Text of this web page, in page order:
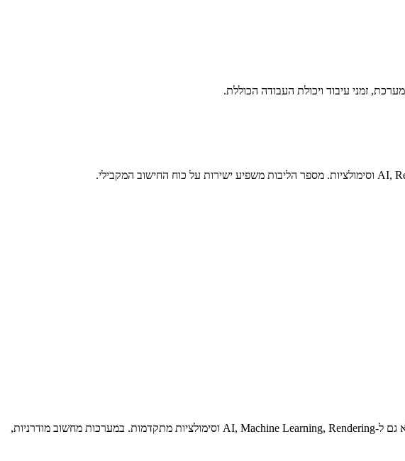
מעבד ייעודי לעיבוד גרפי וחישובים מקביליים. GPU מתוכנן לבצע מספר רב של חישובים בו־זמנית, ולכן משמש לא רק לגרפיקה אלא גם ל-AI, Machine Learning, Rendering וסימולציות מתקדמות. במערכות מחשוב מודרניות,